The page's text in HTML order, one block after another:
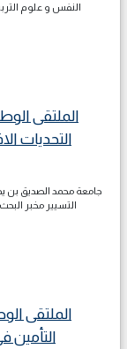
النفس و علوم
الملتقى
التحديات
جامعة محمد الصديق بن
التسيير مخبر
الملتقى
التأمين